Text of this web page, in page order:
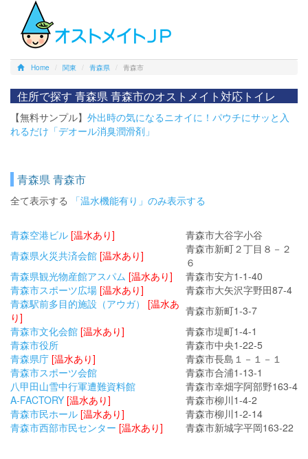
Home 関東 青森県 青森市
住所で探す 青森県 青森市のオストメイト対応トイレ
【無料サンプル】 外出時の気になるニオイに！パウチにサッと入
れるだけ「デオール消臭潤滑剤」
青森県 青森市
全て表示する 「温水機能有り」のみ表示する
青森空港ビル [温水あり]
青森市大谷字小谷
青森県火災共済会館 [温水あり]
青森市新町２丁目８－２
６
青森県観光物産館アスパム [温水あり]
青森市安方1-1-40
青森市スポーツ広場 [温水あり]
青森市大矢沢字野田87-4
青森駅前多目的施設（アウガ）
[温水あ
り]
青森市新町1-3-7
青森市文化会館 [温水あり]
青森市堤町1-4-1
青森市役所
青森市中央1-22-5
青森県庁 [温水あり]
青森市長島１－１－１
青森市スポーツ会館
青森市合浦1-13-1
八甲田山雪中行軍遭難資料館
青森市幸畑字阿部野163-4
A-FACTORY [温水あり]
青森市柳川1-4-2
青森市民ホール [温水あり]
青森市柳川1-2-14
青森市西部市民センター [温水あり] 青森市新城字平岡163-22